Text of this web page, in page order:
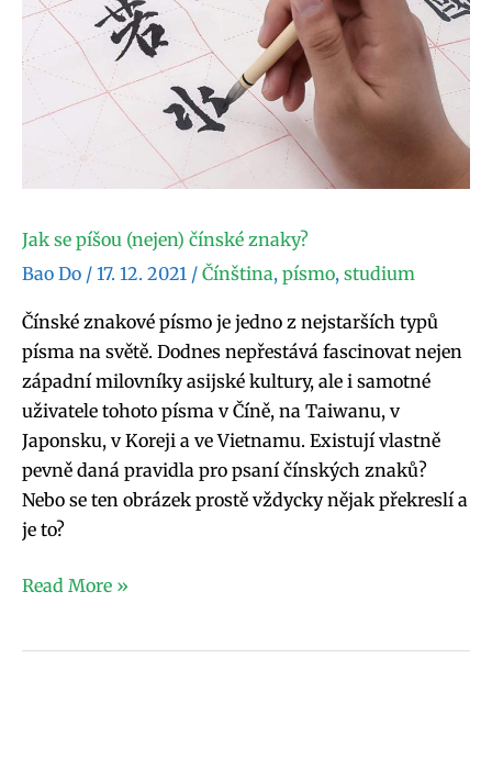
Jak se píšou (nejen) čínské znaky?
Bao Do / 17. 12. 2021 / Čínština, písmo, studium
Čínské znakové písmo je jedno z nejstarších typů
písma na světě. Dodnes nepřestává fascinovat nejen
západní milovníky asijské kultury, ale i samotné
uživatele tohoto písma v Číně, na Taiwanu, v
Japonsku, v Koreji a ve Vietnamu. Existují vlastně
pevně daná pravidla pro psaní čínských znaků?
Nebo se ten obrázek prostě vždycky nějak překreslí a
je to?
Read More »